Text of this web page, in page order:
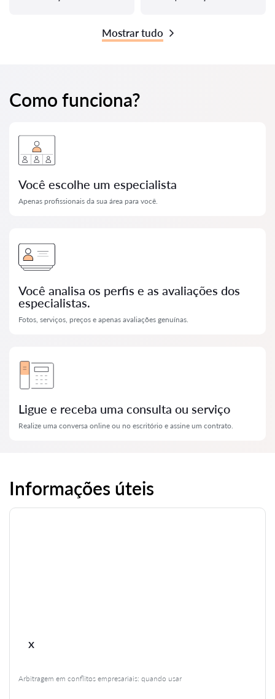
Mostrar tudo
Como funciona?
Você escolhe um especialista
Apenas profissionais da sua área para você.
Você analisa os perfis e as avaliações dos
especialistas.
Fotos, serviços, preços e apenas avaliações genuínas.
Ligue e receba uma consulta ou serviço
Realize uma conversa online ou no escritório e assine um contrato.
Informações úteis
x
Arbitragem em conflitos empresariais: quando usar